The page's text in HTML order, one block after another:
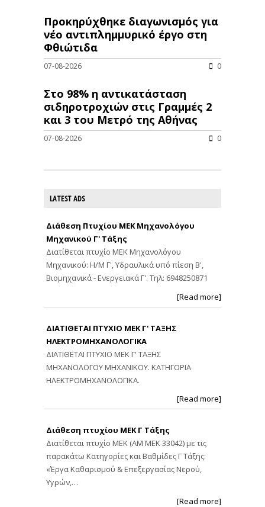
Προκηρύχθηκε διαγωνισμός για
νέo αντιπλημμυρικό έργο στη
Φθιώτιδα
07-08-2026 0
Στο 98% η αντικατάσταση
σιδηροτροχιών στις Γραμμές 2
και 3 του Μετρό της Αθήνας
07-08-2026 0
LATEST ADS
Διάθεση Πτυχίου ΜΕΚ Μηχανολόγου
Μηχανικού Γ' Τάξης
Διατίθεται πτυχίο ΜΕΚ Μηχανολόγου
Μηχανικού: Η/Μ Γ', Υδραυλικά υπό πίεση Β',
Βιομηχανικά - Ενεργειακά Γ'. Τηλ: 6948250871
[Read more]
ΔΙΑΤΙΘΕΤΑΙ ΠΤΥΧΙΟ ΜΕΚ Γ' ΤΑΞΗΣ
ΗΛΕΚΤΡΟΜΗΧΑΝΟΛΟΓΙΚΑ
ΔΙΑΤΙΘΕΤΑΙ ΠΤΥΧΙΟ ΜΕΚ Γ' ΤΑΞΗΣ
ΜΗΧΑΝΟΛΟΓΟΥ ΜΗΧΑΝΙΚΟΥ. ΚΑΤΗΓΟΡΙΑ
ΗΛΕΚΤΡΟΜΗΧΑΝΟΛΟΓΙΚΑ.
[Read more]
Διάθεση πτυχίου ΜΕΚ Γ Τάξης
Διατίθεται πτυχίο ΜΕΚ (ΑΜ ΜΕΚ 33042) με τις
παρακάτω Κατηγορίες και Βαθμίδες Γ Τάξης:
«Έργα Καθαρισμού & Επεξεργασίας Νερού,
Υγρών,…
[Read more]